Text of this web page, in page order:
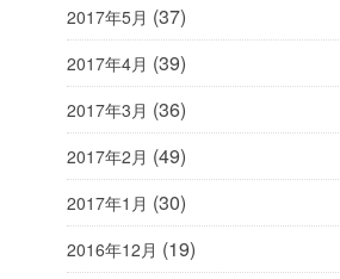
2017年5月 (37)
2017年4月 (39)
2017年3月 (36)
2017年2月 (49)
2017年1月 (30)
2016年12月 (19)